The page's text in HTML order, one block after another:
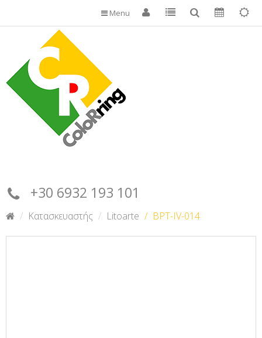
Menu
+30 6932 193 101
Κατασκευαστής Litoarte BPT-IV-014